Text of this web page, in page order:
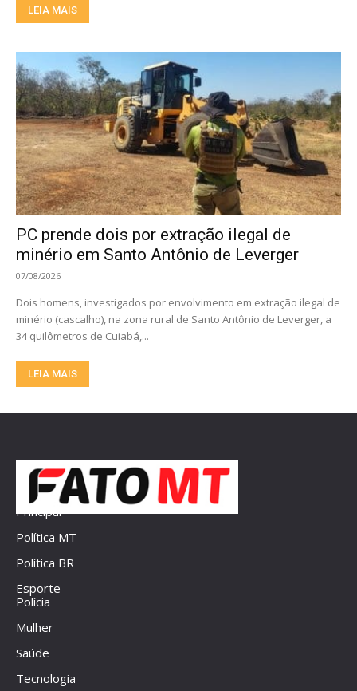
LEIA MAIS
PC prende dois por extração ilegal de
minério em Santo Antônio de Leverger
07/08/2026
Dois homens, investigados por envolvimento em extração ilegal de
minério (cascalho), na zona rural de Santo Antônio de Leverger, a
34 quilômetros de Cuiabá,...
LEIA MAIS
Principal
Política MT
Política BR
Esporte
Polícia
Mulher
Saúde
Tecnologia